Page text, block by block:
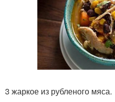
3 жаркое из рубленого мяса.